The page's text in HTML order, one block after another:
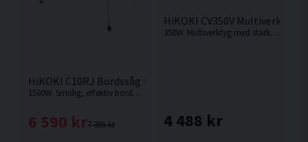
HiKOKI C10RJ Bordssåg Med Stativ 254MM (1500W)
1500W. Smidig, effektiv bordsåg med hög sågkapacitet och bordsförlängning som ger stor stödyta.
7 395 kr
6 590 kr
HiKOKI CV350V Multiverktyg
350W. Multiverktyg med stark motor och bra avverkningskapacitet
4 488 kr